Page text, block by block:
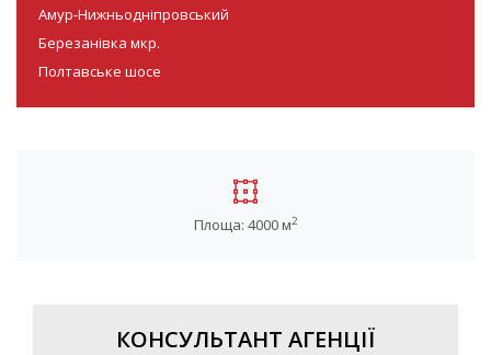
Амур-Нижньодніпровський
Березанівка мкр.
Полтавське шосе
Площа: 4000 м2
КОНСУЛЬТАНТ АГЕНЦІЇ